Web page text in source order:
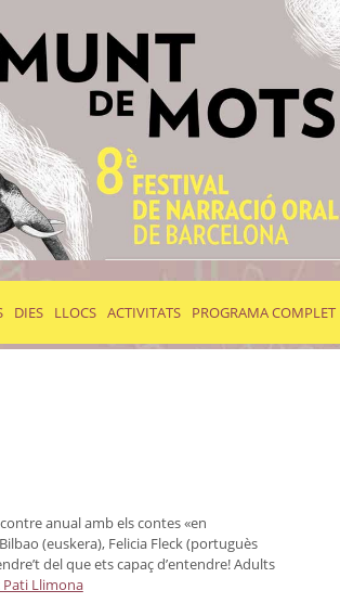
DIES LLOCS ACTIVITATS PROGRAMA COMPLET
anual amb els contes «en
(euskera), Felicia Fleck (portuguès
del que ets capaç d’entendre!Adults
Pati Llimona